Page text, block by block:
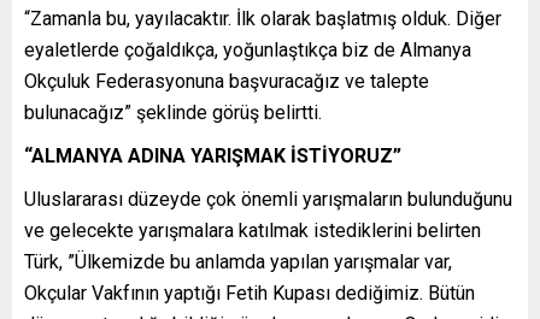
“Zamanla bu, yayılacaktır. İlk olarak başlatmış olduk. Diğer
eyaletlerde çoğaldıkça, yoğunlaştıkça biz de Almanya
Okçuluk Federasyonuna başvuracağız ve talepte
bulunacağız” şeklinde görüş belirtti.
“ALMANYA ADINA YARIŞMAK İSTİYORUZ”
Uluslararası düzeyde çok önemli yarışmaların bulunduğunu
ve gelecekte yarışmalara katılmak istediklerini belirten
Türk, ”Ülkemizde bu anlamda yapılan yarışmalar var,
Okçular Vakfının yaptığı Fetih Kupası dediğimiz. Bütün